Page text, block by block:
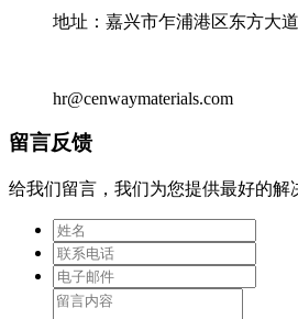
地址：嘉兴市乍浦港区东方大
hr@cenwaymaterials.com
留言反馈
给我们留言，我们为您提供最好的解